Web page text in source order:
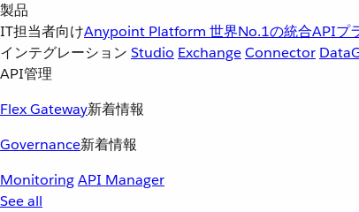
製品
IT担当者向けAnypoint Platform 世界No.1の統合APIプ
インテグレーション Studio ExchangeConnector
API管理
Flex Gateway新着情報
Governance新着情報
MonitoringAPI Manager
See all